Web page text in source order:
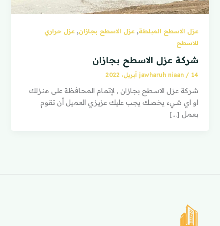
عزل الاسطح المبلطة,عزل الاسطح بجازان,عزل حراري
للاسطح
شركة عزل الاسطح بجازان
jawharuh niaan / 14 أبريل، 2022
شركة عزل الاسطح بجازان , لإتمام المحافظة على منزلك
او اي شيء يخصك يجب عليك عزيزي العميل أن تقوم
بعمل […]